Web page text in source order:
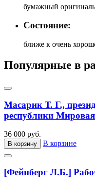
бумажный
Состояние:
ближе к очень
Популярные в
Масарик Т. Г.,
республики
36 000 руб.
В корзину В корзине
[Фейнберг Л.Б.]